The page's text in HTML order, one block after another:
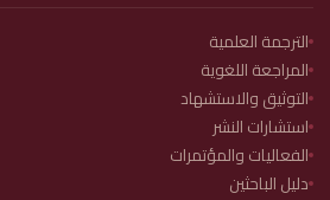
الترجمة العلمية
المراجعة اللغوية
التوثيق والاستشهاد
استشارات النشر
الفعاليات والمؤتمرات
دليل الباحثين